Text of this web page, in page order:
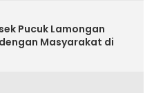
Pucuk Lamongan
Masyarakat di